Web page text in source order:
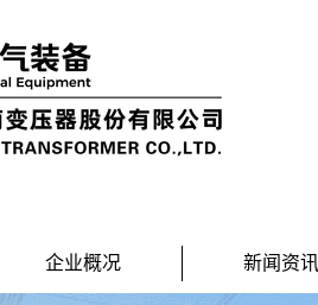
企业概况 新闻资讯